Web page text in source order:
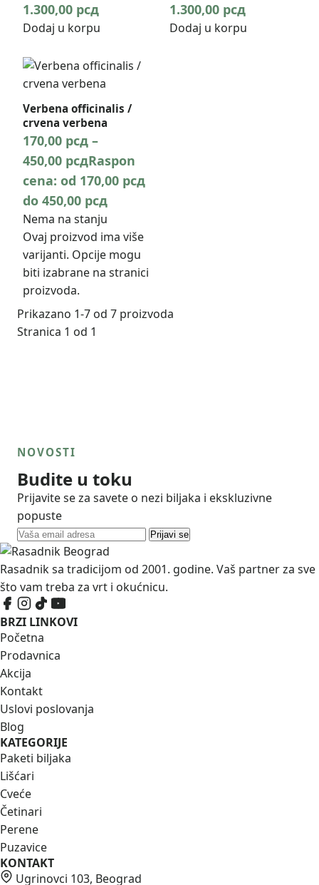
1.300,00 рсд
Dodaj u korpu
1.300,00 рсд
Dodaj u korpu
Verbena officinalis /
crvena verbena
170,00 рсд –
450,00 рсдRaspon
cena: od 170,00 рсд
do 450,00 рсд
Nema na stanju
Ovaj proizvod ima više
varijanti. Opcije mogu
biti izabrane na stranici
proizvoda.
Prikazano 1-7 od 7 proizvoda
Stranica 1 od 1
NOVOSTI
Budite u toku
Prijavite se za savete o nezi biljaka i ekskluzivne
popuste
Prijavi se
Rasadnik sa tradicijom od 2001. godine. Vaš partner za sve
što vam treba za vrt i okućnicu.
BRZI LINKOVI
Početna
Prodavnica
Akcija
Kontakt
Uslovi poslovanja
Blog
KATEGORIJE
Paketi biljaka
Lišćari
Cveće
Četinari
Perene
Puzavice
KONTAKT
Ugrinovci 103, Beograd